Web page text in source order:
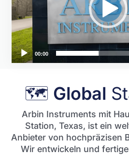
00:00
🗺 Global
Arbin Instruments mit
Station, Texas, ist ein
Anbieter von hochpräzisen
Wir entwickeln und